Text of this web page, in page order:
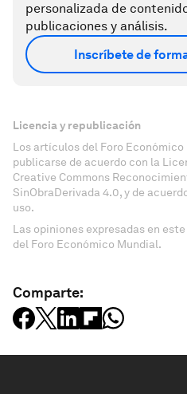
personalizada de
publicaciones y análisis.
Inscríbete de
Licencia y republicación
Los artículos del Foro
publicarse de acuerdo con la
Creative Commons
SinObraDerivada 4.0, y de
uso.
Las opiniones expresadas en
del Foro Económico Mundial.
Comparte: